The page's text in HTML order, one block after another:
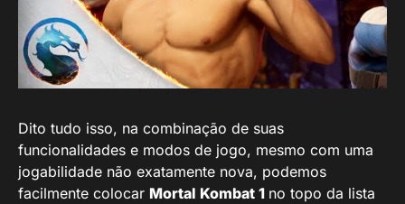
Dito tudo isso, na combinação de suas
funcionalidades e modos de jogo, mesmo com uma
jogabilidade não exatamente nova, podemos
facilmente colocar Mortal Kombat 1 no topo da lista